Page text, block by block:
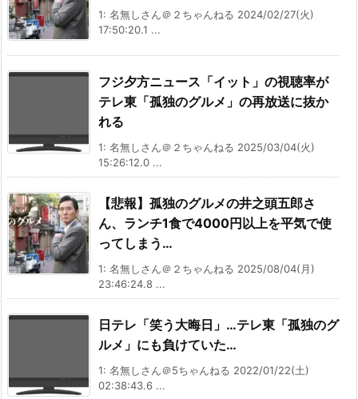
1: 名無しさん＠２ちゃんねる 2024/02/27(火)
17:50:20.1 ...
フジ夕方ニュース「イット」の視聴率が
テレ東「孤独のグルメ」の再放送に抜か
れる
1: 名無しさん＠２ちゃんねる 2025/03/04(火)
15:26:12.0 ...
【悲報】孤独のグルメの井之頭五郎さ
ん、ランチ1食で4000円以上を平気で使
ってしまう…
1: 名無しさん＠２ちゃんねる 2025/08/04(月)
23:46:24.8 ...
日テレ「笑う大晦日」…テレ東「孤独のグ
ルメ」にも負けていた…
1: 名無しさん＠5ちゃんねる 2022/01/22(土)
02:38:43.6 ...